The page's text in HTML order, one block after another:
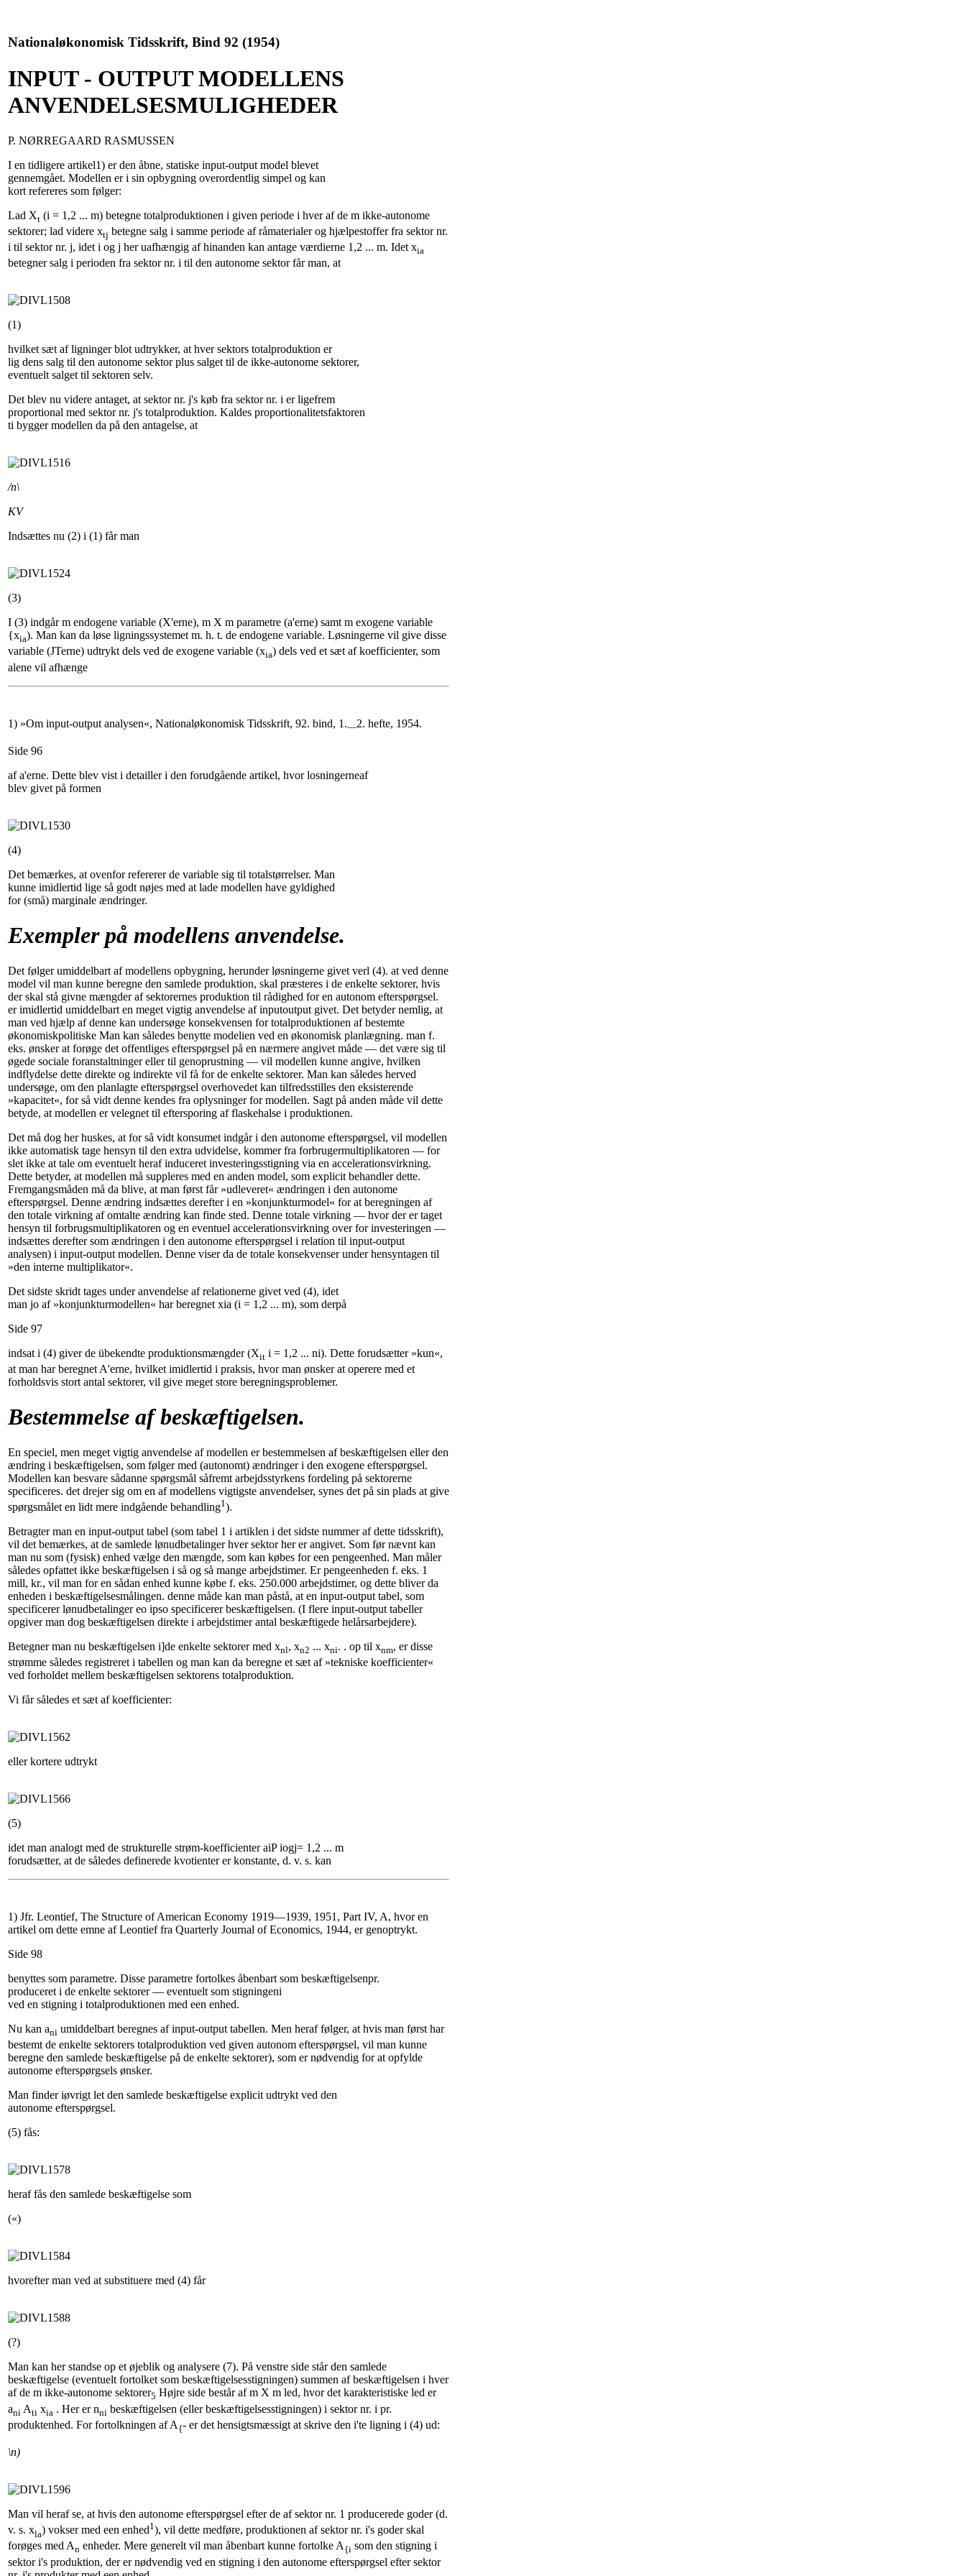
Nationaløkonomisk Tidsskrift, Bind 92 (1954)
INPUT - OUTPUT MODELLENS
ANVENDELSESMULIGHEDER
P. NØRREGAARD RASMUSSEN
I en tidligere artikel1) er den åbne, statiske input-output model blevet
gennemgået. Modellen er i sin opbygning overordentlig simpel og kan
kort refereres som følger:
Lad Xt (i = 1,2 ... m) betegne totalproduktionen i given periode i hver af de m ikke-autonome
sektorer; lad videre xtj betegne salg i samme periode af råmaterialer og hjælpestoffer fra sektor nr.
i til sektor nr. j, idet i og j her uafhængig af hinanden kan antage værdierne 1,2 ... m. Idet xia
betegner salg i perioden fra sektor nr. i til den autonome sektor får man, at
(1)
hvilket sæt af ligninger blot udtrykker, at hver sektors totalproduktion er
lig dens salg til den autonome sektor plus salget til de ikke-autonome sektorer,
eventuelt salget til sektoren selv.
Det blev nu videre antaget, at sektor nr. j's køb fra sektor nr. i er ligefrem
proportional med sektor nr. j's totalproduktion. Kaldes proportionalitetsfaktoren
ti bygger modellen da på den antagelse, at
/n\
KV
Indsættes nu (2) i (1) får man
(3)
I (3) indgår m endogene variable (X'erne), m X m parametre (a'erne) samt m exogene variable
{xia). Man kan da løse ligningssystemet m. h. t. de endogene variable. Løsningerne vil give disse
variable (JTerne) udtrykt dels ved de exogene variable (xia) dels ved et sæt af koefficienter, som
alene vil afhænge
1) »Om input-output analysen«, Nationaløkonomisk Tidsskrift, 92. bind, 1.—2. hefte, 1954.
Side 96
af a'erne. Dette blev vist i detailler i den forudgående artikel, hvor losningerneaf
blev givet på formen
(4)
Det bemærkes, at ovenfor refererer de variable sig til totalstørrelser. Man
kunne imidlertid lige så godt nøjes med at lade modellen have gyldighed
for (små) marginale ændringer.
Exempler på modellens anvendelse.
Det følger umiddelbart af modellens opbygning, herunder løsningerne givet verl (4). at ved denne
model vil man kunne beregne den samlede produktion, skal præsteres i de enkelte sektorer, hvis
der skal stå givne mængder af sektorernes produktion til rådighed for en autonom efterspørgsel.
er imidlertid umiddelbart en meget vigtig anvendelse af inputoutput givet. Det betyder nemlig, at
man ved hjælp af denne kan undersøge konsekvensen for totalproduktionen af bestemte
økonomiskpolitiske Man kan således benytte modelien ved en økonomisk planlægning. man f.
eks. ønsker at forøge det offentliges efterspørgsel på en nærmere angivet måde — det være sig til
øgede sociale foranstaltninger eller til genoprustning — vil modellen kunne angive, hvilken
indflydelse dette direkte og indirekte vil få for de enkelte sektorer. Man kan således herved
undersøge, om den planlagte efterspørgsel overhovedet kan tilfredsstilles den eksisterende
»kapacitet«, for så vidt denne kendes fra oplysninger for modellen. Sagt på anden måde vil dette
betyde, at modellen er velegnet til eftersporing af flaskehalse i produktionen.
Det må dog her huskes, at for så vidt konsumet indgår i den autonome efterspørgsel, vil modellen
ikke automatisk tage hensyn til den extra udvidelse, kommer fra forbrugermultiplikatoren — for
slet ikke at tale om eventuelt heraf induceret investeringsstigning via en accelerationsvirkning.
Dette betyder, at modellen må suppleres med en anden model, som explicit behandler dette.
Fremgangsmåden må da blive, at man først får »udleveret« ændringen i den autonome
efterspørgsel. Denne ændring indsættes derefter i en »konjunkturmodel« for at beregningen af
den totale virkning af omtalte ændring kan finde sted. Denne totale virkning — hvor der er taget
hensyn til forbrugsmultiplikatoren og en eventuel accelerationsvirkning over for investeringen —
indsættes derefter som ændringen i den autonome efterspørgsel i relation til input-output
analysen) i input-output modellen. Denne viser da de totale konsekvenser under hensyntagen til
»den interne multiplikator«.
Det sidste skridt tages under anvendelse af relationerne givet ved (4), idet
man jo af »konjunkturmodellen« har beregnet xia (i = 1,2 ... m), som derpå
Side 97
indsat i (4) giver de übekendte produktionsmængder (Xit i = 1,2 ... ni). Dette forudsætter »kun«,
at man har beregnet A'erne, hvilket imidlertid i praksis, hvor man ønsker at operere med et
forholdsvis stort antal sektorer, vil give meget store beregningsproblemer.
Bestemmelse af beskæftigelsen.
En speciel, men meget vigtig anvendelse af modellen er bestemmelsen af beskæftigelsen eller den
ændring i beskæftigelsen, som følger med (autonomt) ændringer i den exogene efterspørgsel.
Modellen kan besvare sådanne spørgsmål såfremt arbejdsstyrkens fordeling på sektorerne
specificeres. det drejer sig om en af modellens vigtigste anvendelser, synes det på sin plads at give
spørgsmålet en lidt mere indgående behandling1 ).
Betragter man en input-output tabel (som tabel 1 i artiklen i det sidste nummer af dette tidsskrift),
vil det bemærkes, at de samlede lønudbetalinger hver sektor her er angivet. Som før nævnt kan
man nu som (fysisk) enhed vælge den mængde, som kan købes for een pengeenhed. Man måler
således opfattet ikke beskæftigelsen i så og så mange arbejdstimer. Er pengeenheden f. eks. 1
mill, kr., vil man for en sådan enhed kunne købe f. eks. 250.000 arbejdstimer, og dette bliver da
enheden i beskæftigelsesmålingen. denne måde kan man påstå, at en input-output tabel, som
specificerer lønudbetalinger eo ipso specificerer beskæftigelsen. (I flere input-output tabeller
opgiver man dog beskæftigelsen direkte i arbejdstimer antal beskæftigede helårsarbejdere).
Betegner man nu beskæftigelsen i]de enkelte sektorer med xnl, xn2 ... xni. . op til xnm, er disse
strømme således registreret i tabellen og man kan da beregne et sæt af »tekniske koefficienter«
ved forholdet mellem beskæftigelsen sektorens totalproduktion.
Vi får således et sæt af koefficienter:
eller kortere udtrykt
(5)
idet man analogt med de strukturelle strøm-koefficienter aiP iogj= 1,2 ... m
forudsætter, at de således definerede kvotienter er konstante, d. v. s. kan
1) Jfr. Leontief, The Structure of American Economy 1919—1939, 1951, Part IV, A, hvor en
artikel om dette emne af Leontief fra Quarterly Journal of Economics, 1944, er genoptrykt.
Side 98
benyttes som parametre. Disse parametre fortolkes åbenbart som beskæftigelsenpr.
produceret i de enkelte sektorer — eventuelt som stigningeni
ved en stigning i totalproduktionen med een enhed.
Nu kan ani umiddelbart beregnes af input-output tabellen. Men heraf følger, at hvis man først har
bestemt de enkelte sektorers totalproduktion ved given autonom efterspørgsel, vil man kunne
beregne den samlede beskæftigelse på de enkelte sektorer), som er nødvendig for at opfylde
autonome efterspørgsels ønsker.
Man finder iøvrigt let den samlede beskæftigelse explicit udtrykt ved den
autonome efterspørgsel.
(5) fås:
heraf fås den samlede beskæftigelse som
(«)
hvorefter man ved at substituere med (4) får
(?)
Man kan her standse op et øjeblik og analysere (7). På venstre side står den samlede
beskæftigelse (eventuelt fortolket som beskæftigelsesstigningen) summen af beskæftigelsen i hver
af de m ikke-autonome sektorer5 Højre side består af m X m led, hvor det karakteristiske led er
ani Ati xia . Her er nni beskæftigelsen (eller beskæftigelsesstigningen) i sektor nr. i pr.
produktenhed. For fortolkningen af A {- er det hensigtsmæssigt at skrive den i'te ligning i (4) ud:
\n)
Man vil heraf se, at hvis den autonome efterspørgsel efter de af sektor nr. 1 producerede goder (d.
v. s. xla) vokser med een enhed1 ), vil dette medføre, produktionen af sektor nr. i's goder skal
forøges med An enheder. Mere generelt vil man åbenbart kunne fortolke A{i som den stigning i
sektor i's produktion, der er nødvendig ved en stigning i den autonome efterspørgsel efter sektor